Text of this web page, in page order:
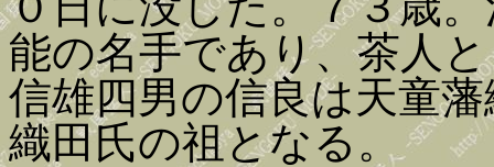
能の名手であり、茶人
信雄四男の信良は天童
織田氏の祖となる。